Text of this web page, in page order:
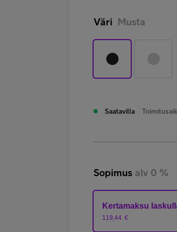
Väri Musta
Saatavilla
Sopimus alv 0 %
Kertamaksu
119,44 €